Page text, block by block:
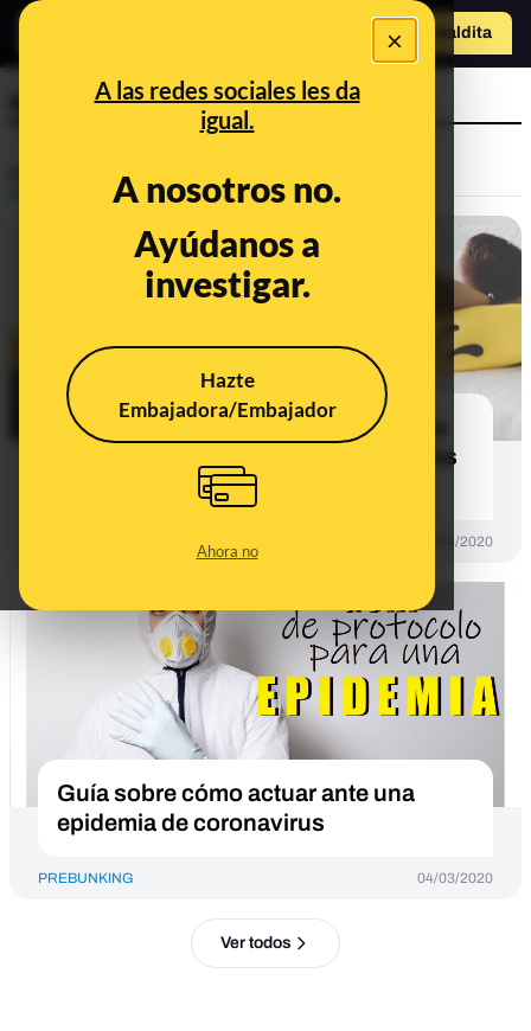
×
A las redes sociales les da
igual.
A nosotros no.
Ayúdanos a
investigar.
Hazte
Embajadora/Embajador
Ahora no
Hazte Maldita
estornudo
¿Qué sabemos sobre el papel de las
personas asintomáticas contagiadas
por coronavirus en la pandemia?
20/04/2020
Guía sobre cómo actuar ante una
epidemia de coronavirus
PREBUNKING 04/03/2020
Ver todos